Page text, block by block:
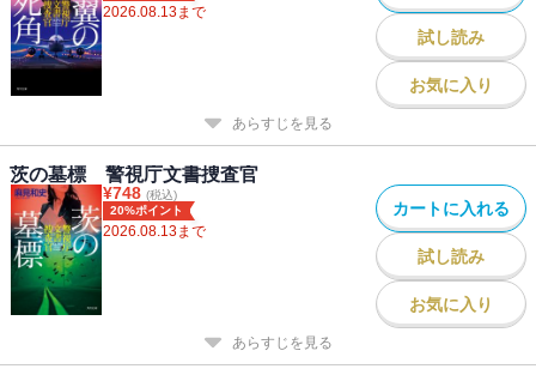
2026.08.13まで
試し読み
お気に入り
あらすじを見る
茨の墓標 警視庁文書捜査官
¥748 (税込)
20%ポイント
2026.08.13まで
カートに入れる
試し読み
お気に入り
あらすじを見る